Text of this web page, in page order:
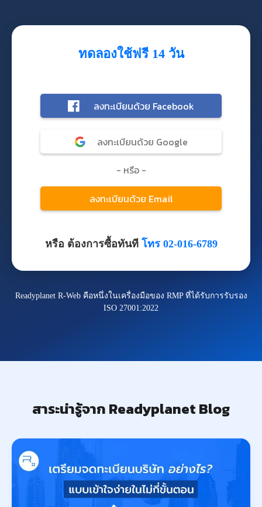
ทดลองใช้ฟรี 14 วัน
หรือ ต้องการซื้อทันที โทร 02-016-6789
Readyplanet R-Web คือหนึ่งในเครื่องมือของ RMP ที่ได้รับการรับรอง
ISO 27001:2022
สาระน่ารู้จาก Readyplanet Blog